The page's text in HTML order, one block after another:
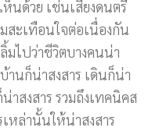
นด้วย เช่นเสียงดนตรี
สะเทือนใจต่อเนื่องกัน
มไปว่าชีวิตบางคนน่า
านก็น่าสงสาร เดินก็น่า
าสงสาร รวมถึงเทคนิคส
หล่านั้นให้น่าสงสาร